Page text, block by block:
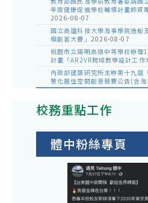
年度健康促進學校輔導計畫師資
2026-08-07
國立高雄科技大學海事學院造
模創客大賽」 2026-08-07
桃園市立陽明高級中等學校辦
計畫「AR2VR跨域教學設計工作
內政部建築研究所主辦第十九
慧化居住空間創意競賽公告(含
校務重點工作
體中粉絲專頁